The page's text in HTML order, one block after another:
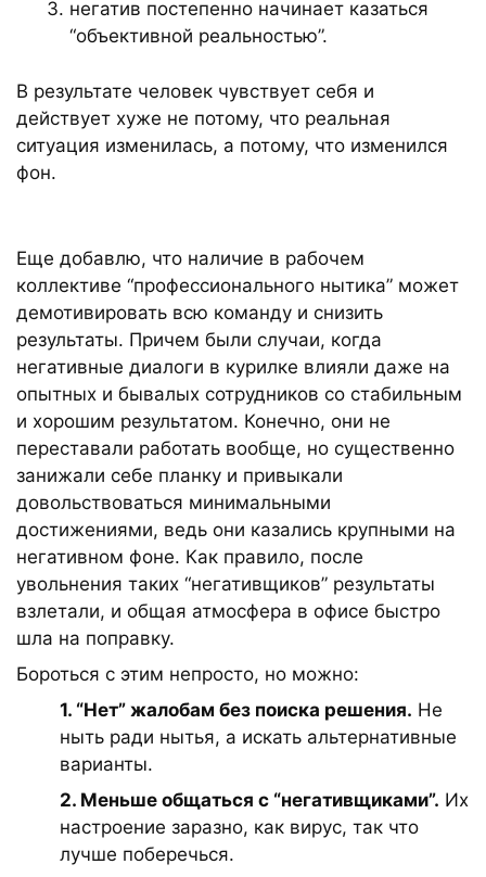
негатив постепенно начинает казаться
“объективной реальностью”.
В результате человек чувствует себя и
действует хуже не потому, что реальная
ситуация изменилась, а потому, что изменился
фон.
Еще добавлю, что наличие в рабочем
коллективе “профессионального нытика” может
демотивировать всю команду и снизить
результаты. Причем были случаи, когда
негативные диалоги в курилке влияли даже на
опытных и бывалых сотрудников со стабильным
и хорошим результатом. Конечно, они не
переставали работать вообще, но существенно
занижали себе планку и привыкали
довольствоваться минимальными
достижениями, ведь они казались крупными на
негативном фоне. Как правило, после
увольнения таких “негативщиков” результаты
взлетали, и общая атмосфера в офисе быстро
шла на поправку.
Бороться с этим непросто, но можно:
1. “Нет” жалобам без поиска решения. Не
ныть ради нытья, а искать альтернативные
варианты.
2. Меньше общаться с “негативщиками”. Их
настроение заразно, как вирус, так что
лучше поберечься.